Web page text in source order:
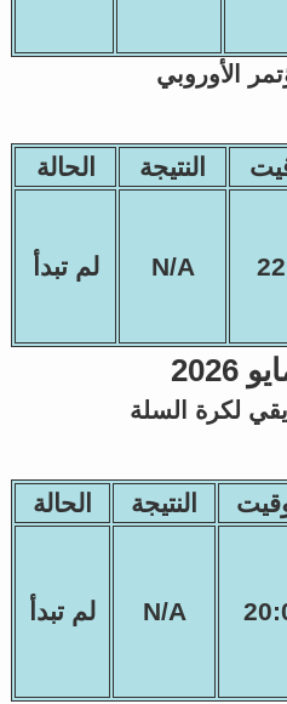
الأوروبي
النتيجة الحالة
N/A لم تبدأ
لكرة السلة
النتيجة الحالة
N/A لم تبدأ